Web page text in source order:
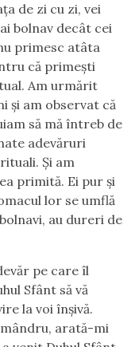
de zi cu zi, vei
bolnav decât cei
primesc atâta
că primeşti
Am urmărit
şi am observat că
să mă întreb de
adevăruri
Şi am
primită. Ei pur şi
lor se umflă
au dureri de
pe care îl
Sfânt să vă
la voi înşivă.
arată-mi